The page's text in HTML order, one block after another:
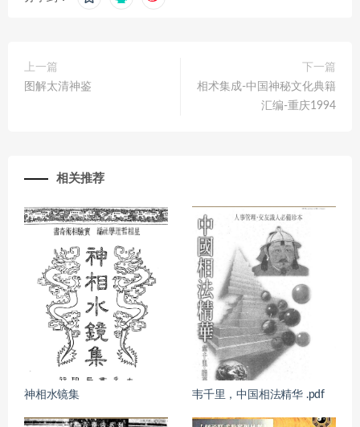
上一篇
图解太清神鉴
下一篇
相术集成-中国神秘文化典籍
汇编-重庆1994
相关推荐
神相水镜集 韦千里，中国相法精华 .pdf